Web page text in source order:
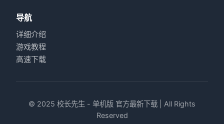
导航
详细介绍
游戏教程
高速下载
© 2025 校长先生 - 单机版 官方最新下载 | All Rights
Reserved